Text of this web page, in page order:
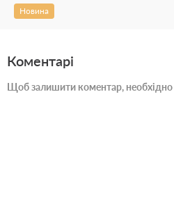
Новина
Коментарі
Щоб залишити коментар, необхідно